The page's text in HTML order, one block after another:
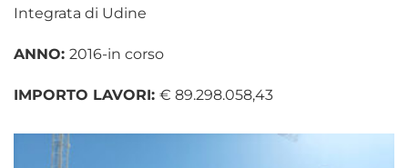
Integrata di Udine
ANNO: 2016-in corso
IMPORTO LAVORI: € 89.298.058,43